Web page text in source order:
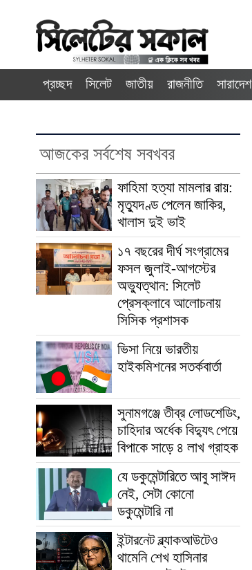
প্রচ্ছদ সিলেট জাতীয় রাজনীতি সারাদেশ
আজকের সর্বশেষ সবখবর
ফাহিমা হত্যা মামলার রায়:
মৃত্যুদণ্ড পেলেন জাকির,
খালাস দুই ভাই
১৭ বছরের দীর্ঘ সংগ্রামের
ফসল জুলাই-আগস্টের
অভ্যুত্থান: সিলেট
প্রেসক্লাবে আলোচনায়
সিসিক প্রশাসক
ভিসা নিয়ে ভারতীয়
হাইকমিশনের সতর্কবার্তা
সুনামগঞ্জে তীব্র লোডশেডিং,
চাহিদার অর্ধেক বিদ্যুৎ পেয়ে
বিপাকে সাড়ে ৪ লাখ গ্রাহক
যে ডকুমেন্টারিতে আবু সাঈদ
নেই, সেটা কোনো
ডকুমেন্টারি না
ইন্টারনেট ব্ল্যাকআউটেও
থামেনি শেখ হাসিনার